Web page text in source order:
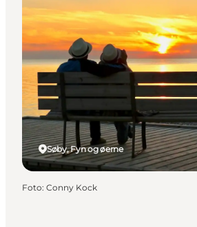
Outdoor
Mad og drikke
Overnatning
Book lokale oplevelser
Søby, Fyn og øerne
Foto: Conny Kock